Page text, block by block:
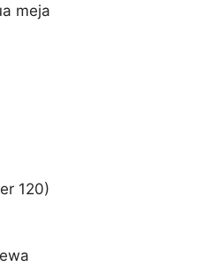
meja
120)